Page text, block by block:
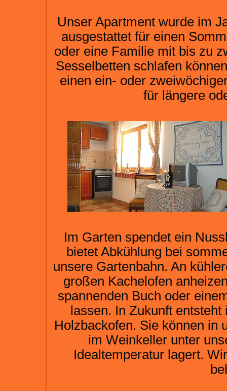
Unser Apartment wurde im
ausgestattet für einen
oder eine Familie mit bis zu
Sesselbetten schlafen
einen ein- oder
für längere
Im Garten spendet ein
bietet Abkühlung bei
unsere Gartenbahn. An
großen Kachelofen
spannenden Buch oder
lassen. In Zukunft
Holzbackofen. Sie können in
im Weinkeller unter
Idealtemperatur lagert.